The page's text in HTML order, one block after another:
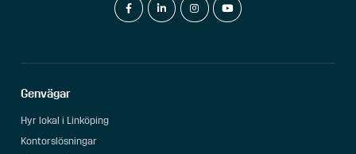
facebook-flinkedin-ininstagramyoutube
Genvägar
Hyr lokal i Linköping
Kontorslösningar